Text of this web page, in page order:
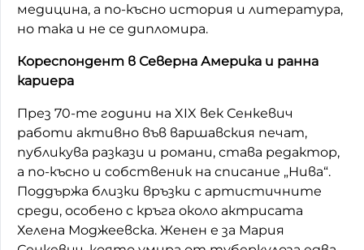
медицина, а по-късно история и литература,
но така и не се дипломира.
Кореспондент в Северна Америка и ранна
кариера
През 70-те години на XIX век Сенкевич
работи активно във варшавския печат,
публикува разкази и романи, става редактор,
а по-късно и собственик на списание „Нива“.
Поддържа близки връзки с артистичните
среди, особено с кръга около актрисата
Хелена Моджеевска. Женен е за Мария